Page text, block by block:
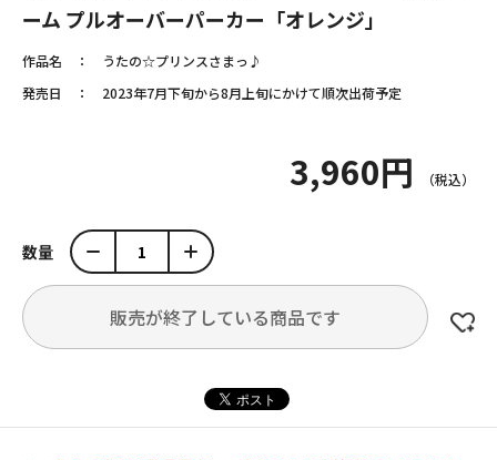
ーム プルオーバーパーカー「オレンジ」
作品名
うたの☆プリンスさまっ♪
発売日
2023年7月下旬から8月上旬にかけて順次出荷予定
3,960円
数量
販売が終了している商品です